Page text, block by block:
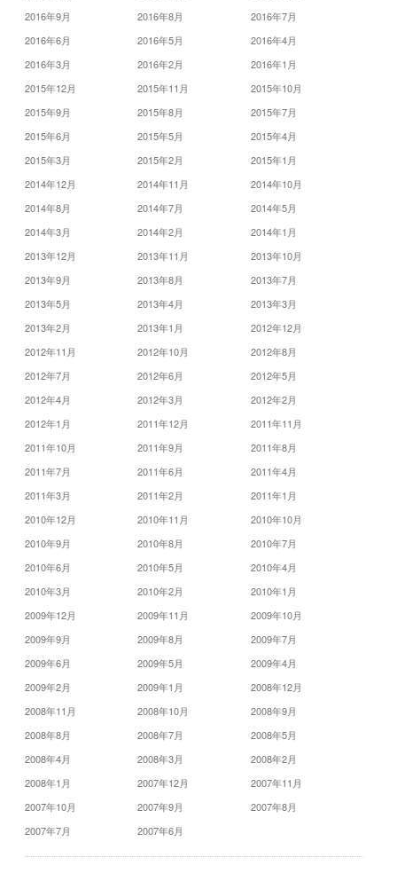
2016年9月
2016年8月
2016年7月
2016年6月
2016年5月
2016年4月
2016年3月
2016年2月
2016年1月
2015年12月
2015年11月
2015年10月
2015年9月
2015年8月
2015年7月
2015年6月
2015年5月
2015年4月
2015年3月
2015年2月
2015年1月
2014年12月
2014年11月
2014年10月
2014年8月
2014年7月
2014年5月
2014年3月
2014年2月
2014年1月
2013年12月
2013年11月
2013年10月
2013年9月
2013年8月
2013年7月
2013年5月
2013年4月
2013年3月
2013年2月
2013年1月
2012年12月
2012年11月
2012年10月
2012年8月
2012年7月
2012年6月
2012年5月
2012年4月
2012年3月
2012年2月
2012年1月
2011年12月
2011年11月
2011年10月
2011年9月
2011年8月
2011年7月
2011年6月
2011年4月
2011年3月
2011年2月
2011年1月
2010年12月
2010年11月
2010年10月
2010年9月
2010年8月
2010年7月
2010年6月
2010年5月
2010年4月
2010年3月
2010年2月
2010年1月
2009年12月
2009年11月
2009年10月
2009年9月
2009年8月
2009年7月
2009年6月
2009年5月
2009年4月
2009年2月
2009年1月
2008年12月
2008年11月
2008年10月
2008年9月
2008年8月
2008年7月
2008年5月
2008年4月
2008年3月
2008年2月
2008年1月
2007年12月
2007年11月
2007年10月
2007年9月
2007年8月
2007年7月
2007年6月